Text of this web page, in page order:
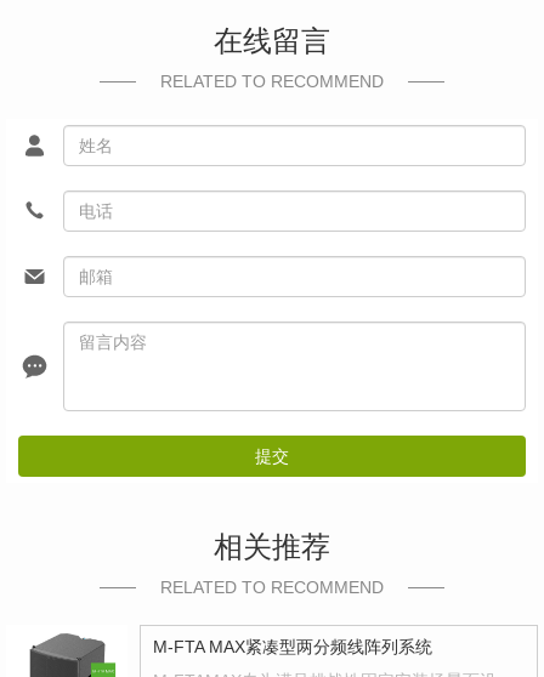
在线留言
RELATED TO RECOMMEND
提交
相关推荐
RELATED TO RECOMMEND
M-FTA MAX紧凑型两分频线阵列系统